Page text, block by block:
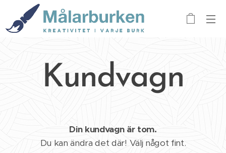
Kundvagn
Din kundvagn är tom.
Du kan ändra det där! Välj något fint.